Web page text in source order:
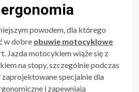
powodem, dla którego
w dobre obuwie motocyklowe
Jazda motocyklem wiąże się z
na stopy, szczególnie podczas
zaprojektowane specjalnie dla
i zapewniają